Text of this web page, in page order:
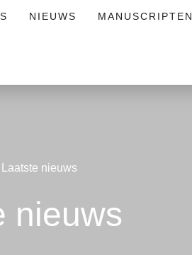
NIEUWS MANUSCRIPTEN
Laatste nieuws
nieuws